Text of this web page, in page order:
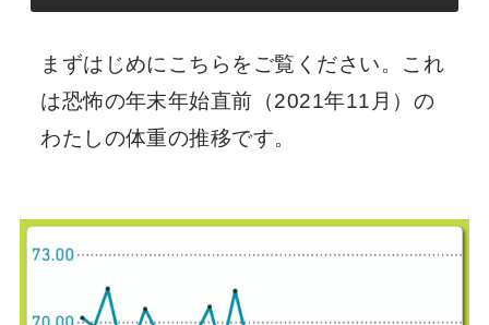
まずはじめにこちらをご覧ください。これ
は恐怖の年末年始直前（2021年11月）の
わたしの体重の推移です。